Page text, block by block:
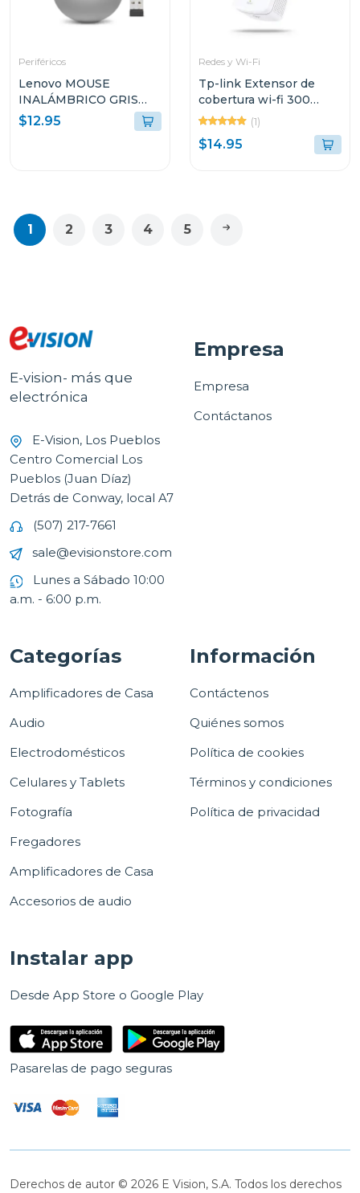
Periféricos
Lenovo MOUSE
INALÁMBRICO GRIS
PLATINO L300 GY50Z1
$12.95
Redes y Wi-Fi
Tp-link Extensor de
cobertura wi-fi 300
mbps mw300
(1)
$14.95
1 2 3 4 5
E-vision- más que
electrónica
E-Vision, Los Pueblos
Centro Comercial Los
Pueblos (Juan Díaz)
Detrás de Conway, local A7
(507) 217-7661
sale@evisionstore.com
Lunes a Sábado 10:00
a.m. - 6:00 p.m.
Empresa
Empresa
Contáctanos
Categorías
Amplificadores de Casa
Audio
Electrodomésticos
Celulares y Tablets
Fotografía
Fregadores
Amplificadores de Casa
Accesorios de audio
Información
Contáctenos
Quiénes somos
Política de cookies
Términos y condiciones
Política de privacidad
Instalar app
Desde App Store o Google Play
Pasarelas de pago seguras
Derechos de autor © 2026 E Vision, S.A. Todos los derechos